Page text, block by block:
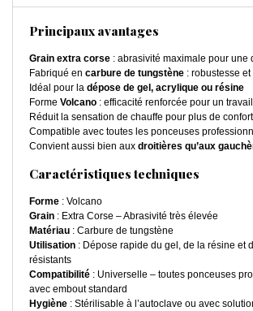
Principaux avantages
Grain extra corse : abrasivité maximale pour une
Fabriqué en carbure de tungstène : robustesse
Idéal pour la dépose de gel, acrylique ou résine
Forme Volcano : efficacité renforcée pour un
Réduit la sensation de chauffe pour plus de confort
Compatible avec toutes les ponceuses
Convient aussi bien aux droitières qu’aux
Caractéristiques techniques
Forme : Volcano
Grain : Extra Corse – Abrasivité très élevée
Matériau : Carbure de tungstène
Utilisation : Dépose rapide du gel, de la résine et
résistants
Compatibilité : Universelle – toutes ponceuses
avec embout standard
Hygiène : Stérilisable à l’autoclave ou avec